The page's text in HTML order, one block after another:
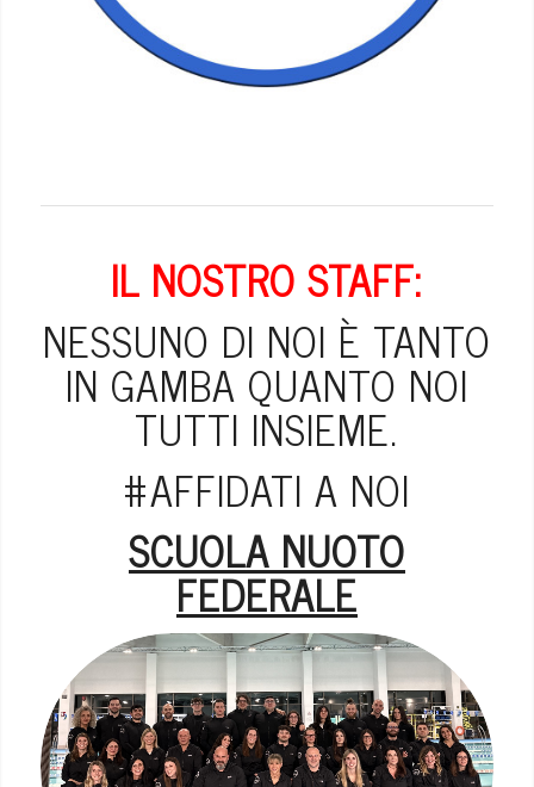
IL NOSTRO STAFF:
NESSUNO DI NOI È TANTO
IN GAMBA QUANTO NOI
TUTTI INSIEME.
#AFFIDATI A NOI
SCUOLA NUOTO
FEDERALE